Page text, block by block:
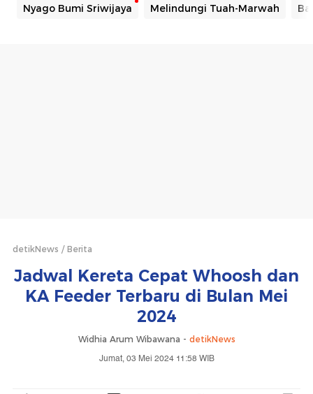
Nyago Bumi Sriwijaya Melindungi Tuah-Marwah
detikNews Berita
Jadwal Kereta Cepat Whoosh dan
KA Feeder Terbaru di Bulan Mei
2024
Widhia Arum Wibawana - detikNews
Jumat, 03 Mei 2024 11:58 WIB